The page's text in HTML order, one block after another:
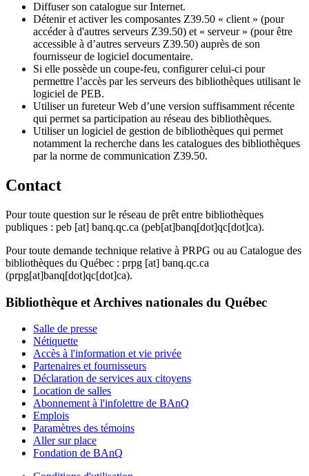
Diffuser son catalogue sur Internet.
Détenir et activer les composantes Z39.50 « client » (pour
accéder à d'autres serveurs Z39.50) et « serveur » (pour être
accessible à d’autres serveurs Z39.50) auprès de son
fournisseur de logiciel documentaire.
Si elle possède un coupe-feu, configurer celui-ci pour
permettre l’accès par les serveurs des bibliothèques utilisant le
logiciel de PEB.
Utiliser un fureteur Web d’une version suffisamment récente
qui permet sa participation au réseau des bibliothèques.
Utiliser un logiciel de gestion de bibliothèques qui permet
notamment la recherche dans les catalogues des bibliothèques
par la norme de communication Z39.50.
Contact
Pour toute question sur le réseau de prêt entre bibliothèques
publiques : peb [at] banq.qc.ca (peb[at]banq[dot]qc[dot]ca).
Pour toute demande technique relative à PRPG ou au Catalogue des
bibliothèques du Québec : prpg [at] banq.qc.ca
(prpg[at]banq[dot]qc[dot]ca).
Bibliothèque et Archives nationales du Québec
Salle de presse
Nétiquette
Accès à l'information et vie privée
Partenaires et fournisseurs
Déclaration de services aux citoyens
Location de salles
Abonnement à l'infolettre de BAnQ
Emplois
Paramètres des témoins
Aller sur place
Fondation de BAnQ